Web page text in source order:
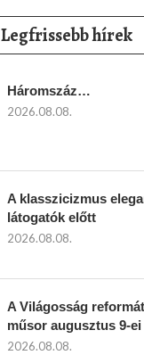
Legfrissebb hírek
Háromszáz…
2026.08.08.
A klasszicizmus
látogatók előtt
2026.08.08.
A Világosság
műsor augusztus 9-ei
2026.08.08.